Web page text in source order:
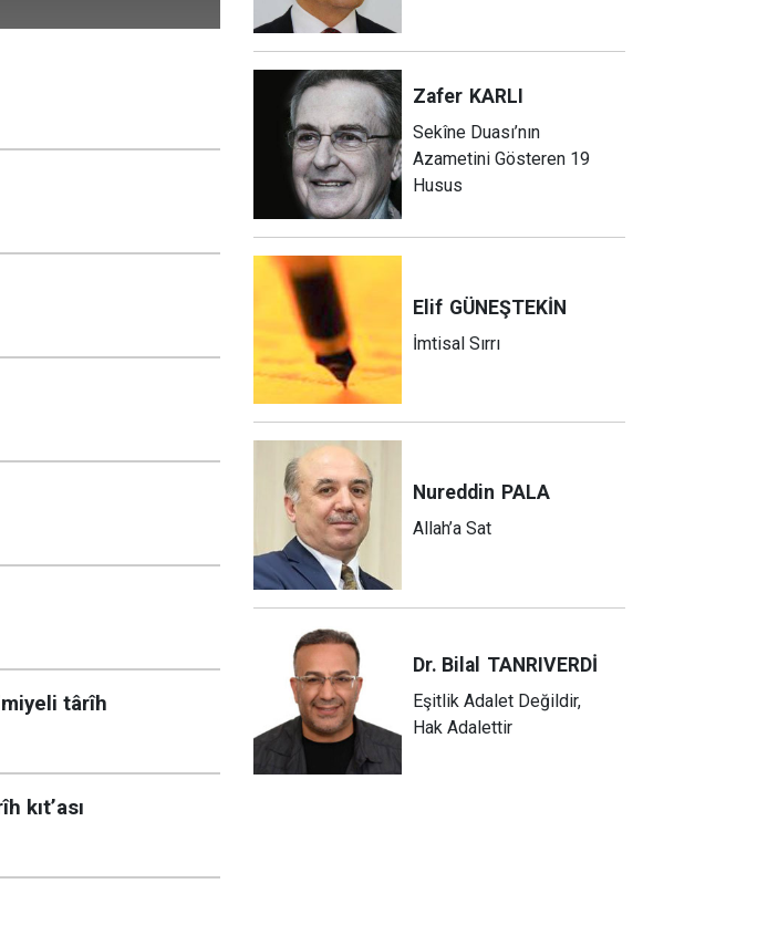
târîh
kıt’ası
Zafer KARLI
Sekîne Duası’nın
Azametini Gösteren 19
Husus
Elif GÜNEŞTEKİN
İmtisal Sırrı
Nureddin PALA
Allah’a Sat
Dr. Bilal TANRIVERDİ
Eşitlik Adalet Değildir,
Hak Adalettir